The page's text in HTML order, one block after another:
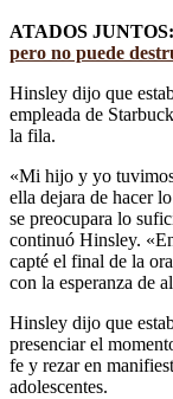
ATADOS JUNTOS:
pero no puede
Hinsley dijo que
empleada de
la fila.
«Mi hijo y yo
ella dejara de hacer
se preocupara lo
continuó Hinsley.
capté el final de la
con la esperanza de
Hinsley dijo que
presenciar el
fe y rezar en
adolescentes.